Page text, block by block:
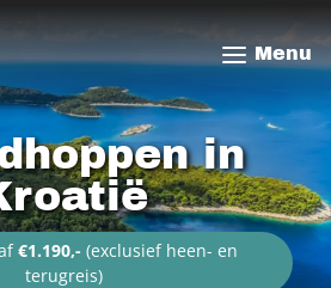
in
€1.190,- (exclusief heen- en
terugreis)
Menu